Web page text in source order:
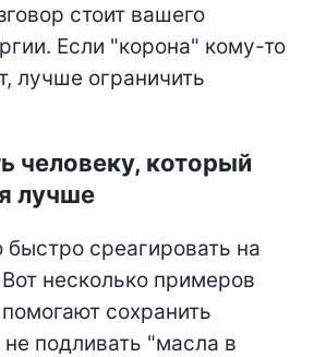
стоит вашего
Если "корона" кому-то
лучше ограничить
человеку, который
лучше
быстро среагировать на
несколько примеров
сохранить
подливать "масла в